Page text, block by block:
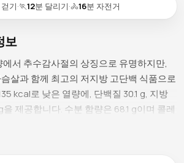
기·🏃12분 달리기·🚴16분 자전거
보
서 추수감사절의 상징으로 유명하지만,
살과 함께 최고의 저지방 고단백 식품으로
kcal로 낮은 열량에, 단백질 30.1 g, 지방
제공합니다. 수분 함량은 68.1 g이며 콜레
. 닭가슴살보다 단백질 함량이 약간 낮지만